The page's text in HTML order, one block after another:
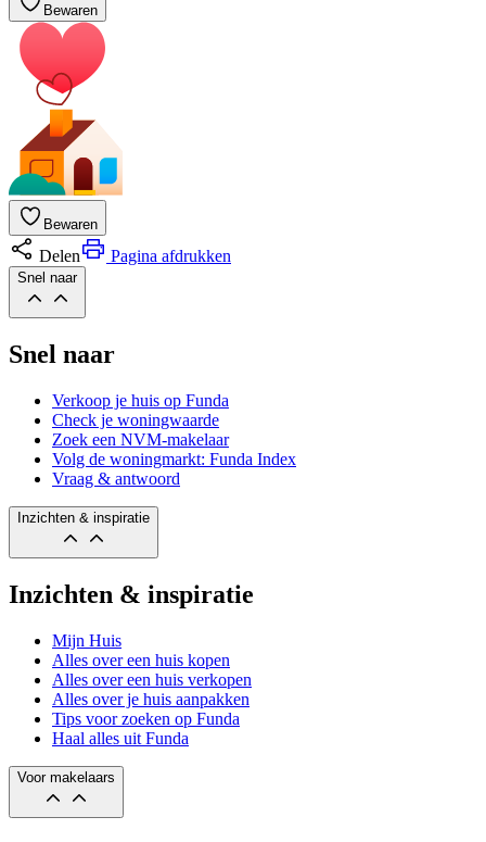
Bewaren
Bewaren
Delen Pagina afdrukken
Snel naar
Snel naar
Verkoop je huis op Funda
Check je woningwaarde
Zoek een NVM-makelaar
Volg de woningmarkt: Funda Index
Vraag & antwoord
Inzichten & inspiratie
Inzichten & inspiratie
Mijn Huis
Alles over een huis kopen
Alles over een huis verkopen
Alles over je huis aanpakken
Tips voor zoeken op Funda
Haal alles uit Funda
Voor makelaars